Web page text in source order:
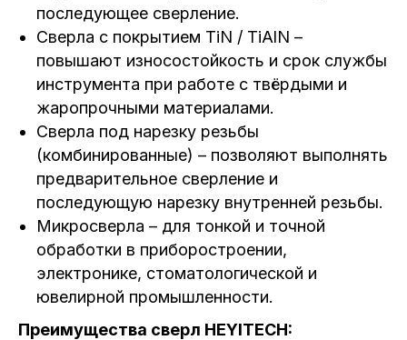
последующее сверление.
Сверла с покрытием TiN / TiAlN –
повышают износостойкость и срок службы
инструмента при работе с твёрдыми и
жаропрочными материалами.
Сверла под нарезку резьбы
(комбинированные) – позволяют выполнять
предварительное сверление и
последующую нарезку внутренней резьбы.
Микросверла – для тонкой и точной
обработки в приборостроении,
электронике, стоматологической и
ювелирной промышленности.
Преимущества сверл HEYITECH: